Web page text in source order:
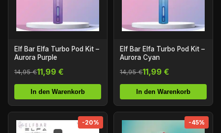
Elf Bar Elfa Turbo Pod Kit –
Aurora Purple
14,95 €11,99 €
In den Warenkorb
Elf Bar Elfa Turbo Pod Kit –
Aurora Cyan
14,95 €11,99 €
In den Warenkorb
-20% -45%